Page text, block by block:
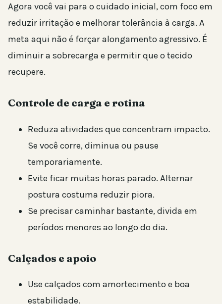
Agora você vai para o cuidado inicial, com foco em
reduzir irritação e melhorar tolerância à carga. A
meta aqui não é forçar alongamento agressivo. É
diminuir a sobrecarga e permitir que o tecido
recupere.
Controle de carga e rotina
Reduza atividades que concentram impacto.
Se você corre, diminua ou pause
temporariamente.
Evite ficar muitas horas parado. Alternar
postura costuma reduzir piora.
Se precisar caminhar bastante, divida em
períodos menores ao longo do dia.
Calçados e apoio
Use calçados com amortecimento e boa
estabilidade.